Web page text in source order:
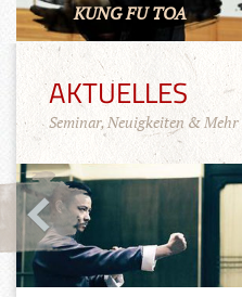
KUNG FU TOA
AKTUELLES
Seminar, Neuigkeiten & Mehr